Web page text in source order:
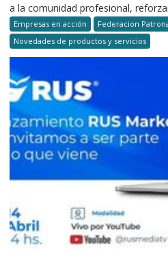
a la comunidad profesional,
Empresas en acción
Federacion
Novedades de productos y servicios